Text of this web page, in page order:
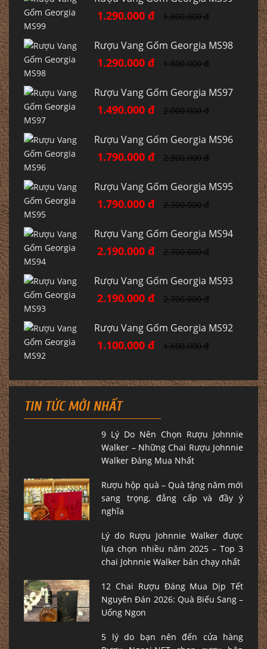
1.290.000 đ 1.800.000 đ
Rượu Vang Gốm Georgia MS98
1.290.000 đ 1.800.000 đ
Rượu Vang Gốm Georgia MS97
1.490.000 đ 2.000.000 đ
Rượu Vang Gốm Georgia MS96
1.790.000 đ 2.300.000 đ
Rượu Vang Gốm Georgia MS95
1.790.000 đ 2.300.000 đ
Rượu Vang Gốm Georgia MS94
2.190.000 đ 2.700.000 đ
Rượu Vang Gốm Georgia MS93
2.190.000 đ 2.700.000 đ
Rượu Vang Gốm Georgia MS92
1.100.000 đ 1.600.000 đ
TIN TỨC MỚI NHẤT
9 Lý Do Nên Chọn Rượu Johnnie
Walker – Những Chai Rượu Johnnie
Walker Đáng Mua Nhất
Rượu hộp quà – Quà tặng năm mới
sang trọng, đẳng cấp và đầy ý
nghĩa
Lý do Rượu Johnnie Walker được
lựa chọn nhiều năm 2025 – Top 3
chai Johnnie Walker bán chạy nhất
12 Chai Rượu Đáng Mua Dịp Tết
Nguyên Đán 2026: Quà Biếu Sang –
Uống Ngon
5 lý do bạn nên đến cửa hàng